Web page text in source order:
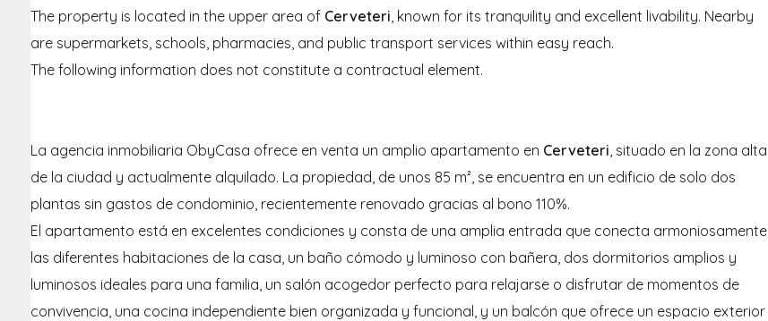
The property is located in the upper area of Cerveteri, known for its tranquility and excellent livability. Nearby
are supermarkets, schools, pharmacies, and public transport services within easy reach.
The following information does not constitute a contractual element.
La agencia inmobiliaria ObyCasa ofrece en venta un amplio apartamento en Cerveteri, situado en la zona alta
de la ciudad y actualmente alquilado. La propiedad, de unos 85 m², se encuentra en un edificio de solo dos
plantas sin gastos de condominio, recientemente renovado gracias al bono 110%.
El apartamento está en excelentes condiciones y consta de una amplia entrada que conecta armoniosamente
las diferentes habitaciones de la casa, un baño cómodo y luminoso con bañera, dos dormitorios amplios y
luminosos ideales para una familia, un salón acogedor perfecto para relajarse o disfrutar de momentos de
convivencia, una cocina independiente bien organizada y funcional, y un balcón que ofrece un espacio exterior